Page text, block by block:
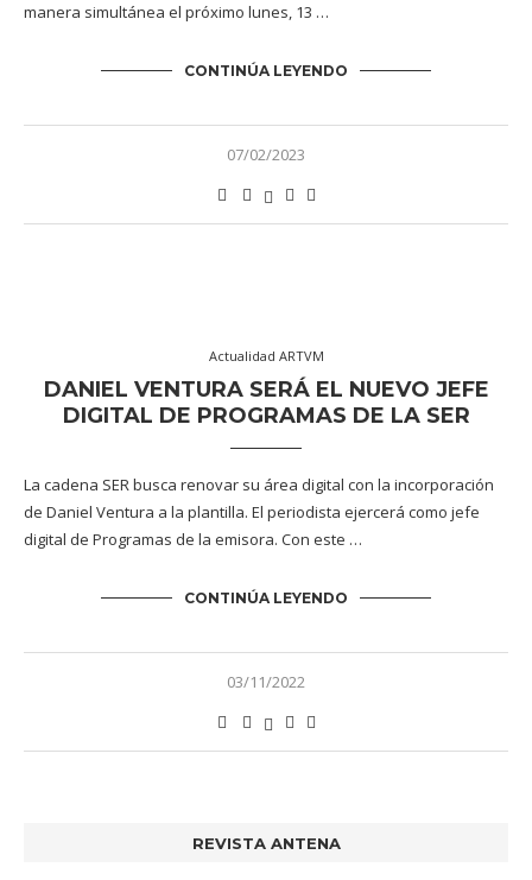
manera simultánea el próximo lunes, 13 …
CONTINÚA LEYENDO
07/02/2023
Actualidad ARTVM
DANIEL VENTURA SERÁ EL NUEVO JEFE
DIGITAL DE PROGRAMAS DE LA SER
La cadena SER busca renovar su área digital con la incorporación
de Daniel Ventura a la plantilla. El periodista ejercerá como jefe
digital de Programas de la emisora. Con este …
CONTINÚA LEYENDO
03/11/2022
REVISTA ANTENA